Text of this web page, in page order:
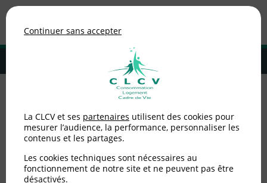
MENU
Adhérer à la CLCV
droit français en danger
Garantie légale:
l’effectivité du droit
Continuer sans accepter
La CLCV et ses partenaires utilisent des cookies pour
mesurer l’audience, la performance, personnaliser les
contenus et les partages.
Les cookies techniques sont nécessaires au
fonctionnement de notre site et ne peuvent pas être
désactivés.